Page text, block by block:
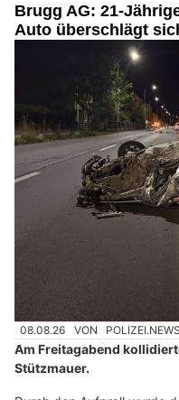
Brugg AG: 21-
Auto überschlägt
08.08.26 VON
Am Freitagabend
Stützmauer.